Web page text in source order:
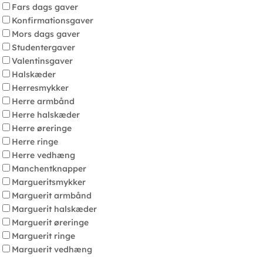
Fars dags gaver
Konfirmationsgaver
Mors dags gaver
Studentergaver
Valentinsgaver
Halskæder
Herresmykker
Herre armbånd
Herre halskæder
Herre øreringe
Herre ringe
Herre vedhæng
Manchentknapper
Margueritsmykker
Marguerit armbånd
Marguerit halskæder
Marguerit øreringe
Marguerit ringe
Marguerit vedhæng